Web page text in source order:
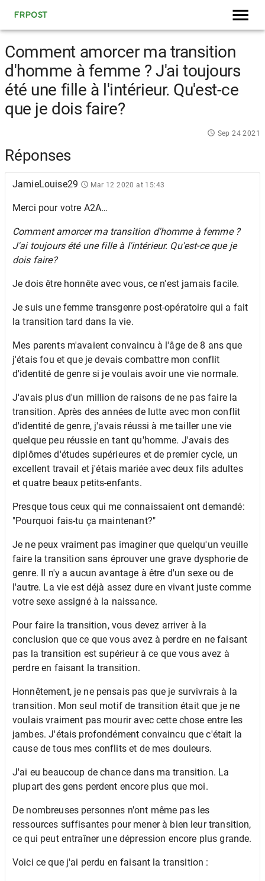
FRPOST
Comment amorcer ma transition
d'homme à femme ? J'ai toujours
été une fille à l'intérieur. Qu'est-ce
que je dois faire?
Sep 24 2021
Réponses
JamieLouise29 Mar 12 2020 at 15:43
Merci pour votre A2A…
Comment amorcer ma transition d'homme à femme ?
J'ai toujours été une fille à l'intérieur. Qu'est-ce que je
dois faire?
Je dois être honnête avec vous, ce n'est jamais facile.
Je suis une femme transgenre post-opératoire qui a fait
la transition tard dans la vie.
Mes parents m'avaient convaincu à l'âge de 8 ans que
j'étais fou et que je devais combattre mon conflit
d'identité de genre si je voulais avoir une vie normale.
J'avais plus d'un million de raisons de ne pas faire la
transition. Après des années de lutte avec mon conflit
d'identité de genre, j'avais réussi à me tailler une vie
quelque peu réussie en tant qu'homme. J'avais des
diplômes d'études supérieures et de premier cycle, un
excellent travail et j'étais mariée avec deux fils adultes
et quatre beaux petits-enfants.
Presque tous ceux qui me connaissaient ont demandé:
"Pourquoi fais-tu ça maintenant?"
Je ne peux vraiment pas imaginer que quelqu'un veuille
faire la transition sans éprouver une grave dysphorie de
genre. Il n'y a aucun avantage à être d'un sexe ou de
l'autre. La vie est déjà assez dure en vivant juste comme
votre sexe assigné à la naissance.
Pour faire la transition, vous devez arriver à la
conclusion que ce que vous avez à perdre en ne faisant
pas la transition est supérieur à ce que vous avez à
perdre en faisant la transition.
Honnêtement, je ne pensais pas que je survivrais à la
transition. Mon seul motif de transition était que je ne
voulais vraiment pas mourir avec cette chose entre les
jambes. J'étais profondément convaincu que c'était la
cause de tous mes conflits et de mes douleurs.
J'ai eu beaucoup de chance dans ma transition. La
plupart des gens perdent encore plus que moi.
De nombreuses personnes n'ont même pas les
ressources suffisantes pour mener à bien leur transition,
ce qui peut entraîner une dépression encore plus grande.
Voici ce que j'ai perdu en faisant la transition :